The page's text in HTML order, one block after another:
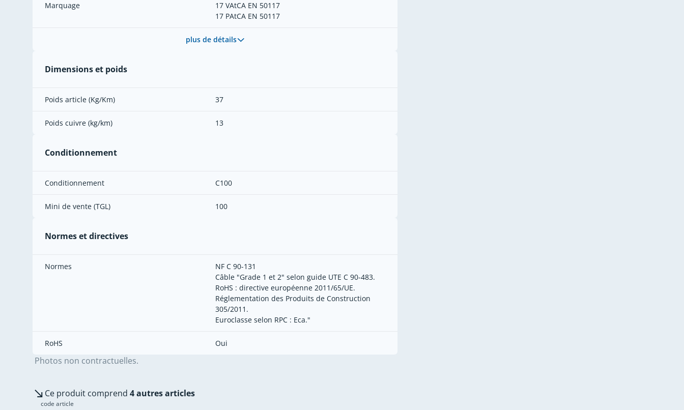
Marquage
17 VAtCA EN 50117
17 PAtCA EN 50117
plus de détails
Dimensions et poids
Poids article (Kg/Km) 37
Poids cuivre (kg/km) 13
Conditionnement
Conditionnement C100
Mini de vente (TGL) 100
Normes et directives
Normes
NF C 90-131
Câble "Grade 1 et 2" selon guide UTE C 90-483.
RoHS : directive européenne 2011/65/UE.
Réglementation des Produits de Construction
305/2011.
Euroclasse selon RPC : Eca."
RoHS Oui
Photos non contractuelles.
Ce produit comprend 4 autres articles
code article